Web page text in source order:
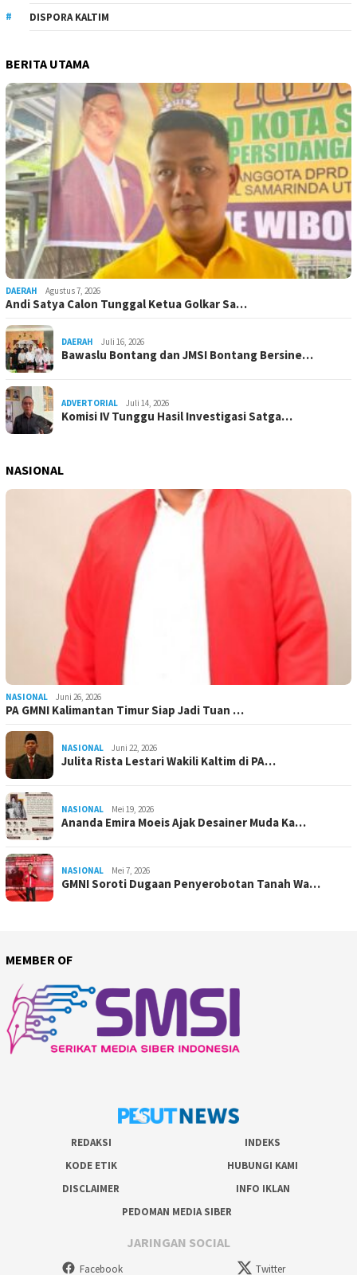
DISPORA KALTIM
BERITA UTAMA
DAERAH Agustus 7, 2026
Andi Satya Calon Tunggal Ketua Golkar Sa…
DAERAH Juli 16, 2026
Bawaslu Bontang dan JMSI Bontang Bersine…
ADVERTORIAL Juli 14, 2026
Komisi IV Tunggu Hasil Investigasi Satga…
NASIONAL
NASIONAL Juni 26, 2026
PA GMNI Kalimantan Timur Siap Jadi Tuan …
NASIONAL Juni 22, 2026
Julita Rista Lestari Wakili Kaltim di PA…
NASIONAL Mei 19, 2026
Ananda Emira Moeis Ajak Desainer Muda Ka…
NASIONAL Mei 7, 2026
GMNI Soroti Dugaan Penyerobotan Tanah Wa…
MEMBER OF
REDAKSI
INDEKS
KODE ETIK
HUBUNGI KAMI
DISCLAIMER
INFO IKLAN
PEDOMAN MEDIA SIBER
JARINGAN SOCIAL
Facebook Twitter